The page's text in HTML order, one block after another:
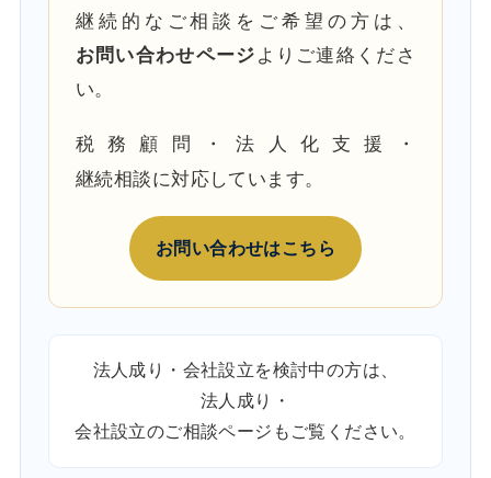
継続的なご相談をご希望の方は、
お問い合わせページ よりご連絡くださ
い。
税務顧問・法人化支援・
継続相談に対応しています。
お問い合わせはこちら
法人成り・会社設立を検討中の方は、
法人成り・
会社設立のご相談ページ もご覧ください。